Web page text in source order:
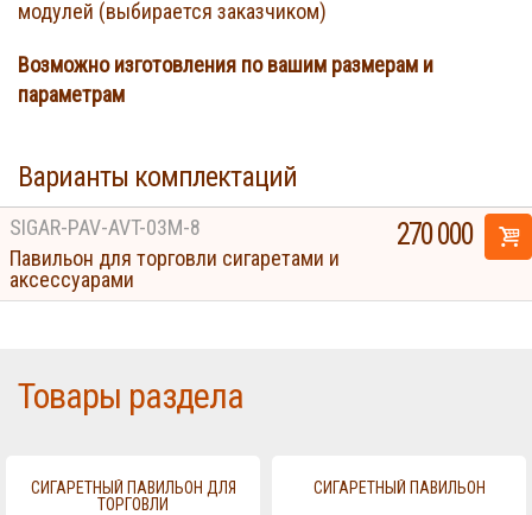
модулей (выбирается заказчиком)
Возможно изготовления по вашим размерам и
параметрам
Варианты комплектаций
SIGAR-PAV-AVT-03M-8
Павильон для торговли сигаретами и
аксессуарами
270 000
Товары раздела
СИГАРЕТНЫЙ ПАВИЛЬОН ДЛЯ
ТОРГОВЛИ
СИГАРЕТНЫЙ ПАВИЛЬОН